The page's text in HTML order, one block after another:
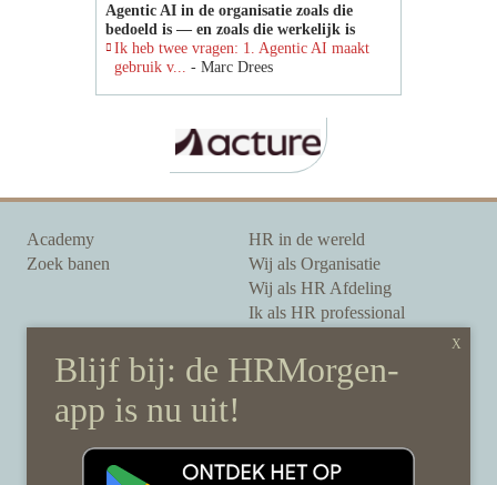
Agentic AI in de organisatie zoals die
bedoeld is — en zoals die werkelijk is
Ik heb twee vragen: 1. Agentic AI maakt
gebruik v... - Marc Drees
Academy
Zoek banen
HR in de wereld
Wij als Organisatie
Wij als HR Afdeling
Ik als HR professional
Onze auteurs
Onze partners
Sponsoring
Over HRMorgen
Disclaimer & gedragscode